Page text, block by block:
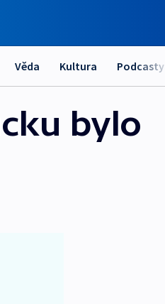
Věda Kultura Podcasty
bylo